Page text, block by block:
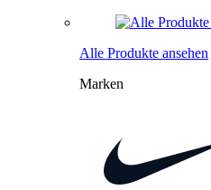
Alle Produkte ansehen
Marken